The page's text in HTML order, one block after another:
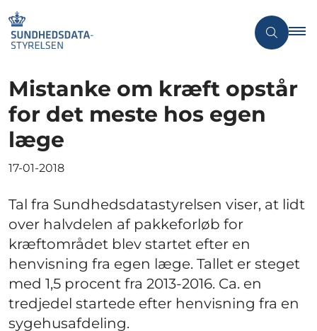
Mistanke om kræft opstår
for det meste hos egen
læge
17-01-2018
Tal fra Sundhedsdatastyrelsen viser, at lidt
over halvdelen af pakkeforløb for
kræftområdet blev startet efter en
henvisning fra egen læge. Tallet er steget
med 1,5 procent fra 2013-2016. Ca. en
tredjedel startede efter henvisning fra en
sygehusafdeling.